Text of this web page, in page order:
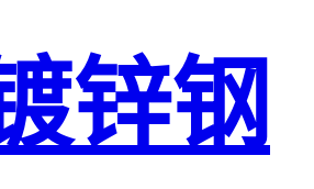
锌钢